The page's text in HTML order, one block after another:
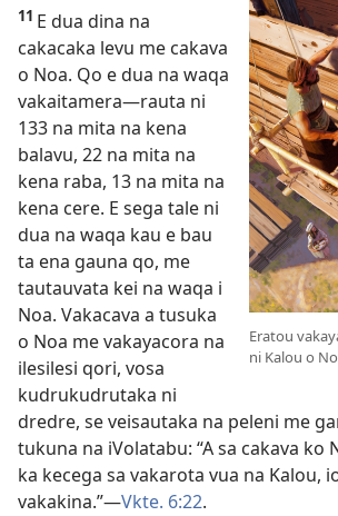
Eratou
ni Kalou o
11 E dua dina na
cakacaka levu me cakava
o Noa. Qo e dua na waqa
vakaitamera—rauta ni
133 na mita na kena
balavu, 22 na mita na
kena raba, 13 na mita na
kena cere. E sega tale ni
dua na waqa kau e bau
ta ena gauna qo, me
tautauvata kei na waqa i
Noa. Vakacava a tusuka
o Noa me vakayacora na
ilesilesi qori, vosa
kudrukudrutaka ni
dredre, se veisautaka na peleni me
tukuna na iVolatabu: “A sa cakava ko
ka kecega sa vakarota vua na Kalou,
vakakina.”—Vkte. 6:22.